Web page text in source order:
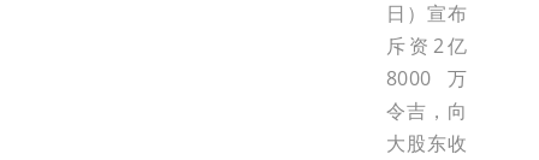
日）宣布
斥资2亿
8000万
令吉，向
大股东收